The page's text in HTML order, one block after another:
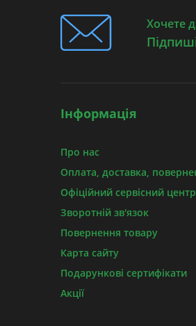
Хочете
Інформація
Про нас
Оплата, доставка,
Офіційний сервісний
Зворотній зв'язок
Повернення товару
Карта сайту
Подарункові сертифікати
Акції